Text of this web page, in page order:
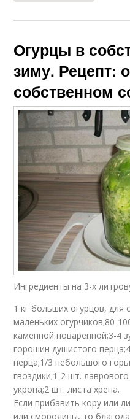
Огурцы в
зиму. Рецепт:
собственном
Ингредиенты на 3-х
1 кг больших огурцов, для
маленьких огурчиков;80-
каменной поваренной;3-4
горошин душистого
перца;1/3 небольшого
гвоздики;1-2 шт.
укропа;2 шт. листа хрена.
Если прибавить кору или
или смородины, то